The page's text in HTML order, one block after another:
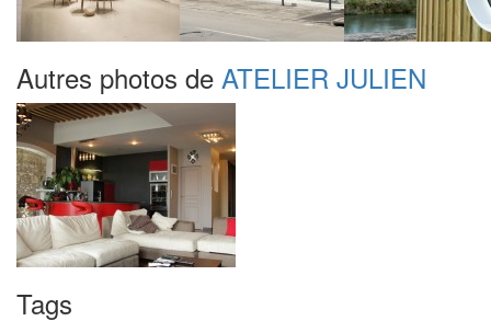
Autres photos de ATELIER JULIEN
Tags